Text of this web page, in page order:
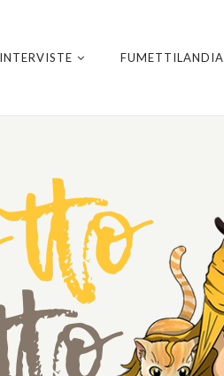
INTERVISTE FUMETTILANDIA